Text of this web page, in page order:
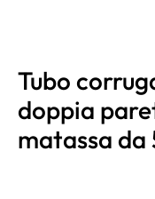
Tubo
doppia
matassa